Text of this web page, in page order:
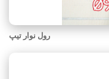
رول نوار تیپ